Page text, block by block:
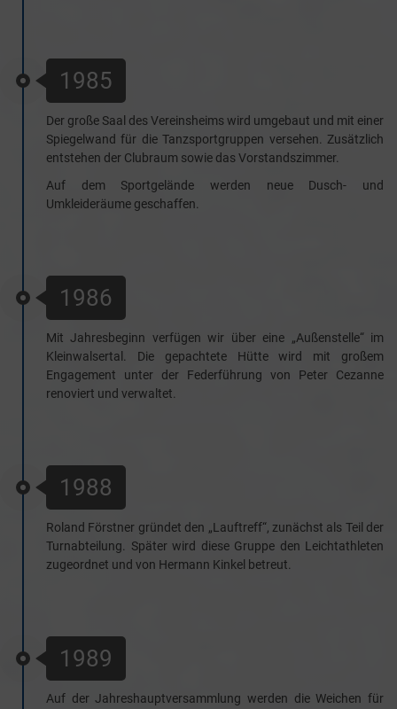
1985
Der große Saal des Vereinsheims wird umgebaut und mit einer
Spiegelwand für die Tanzsportgruppen versehen. Zusätzlich
entstehen der Clubraum sowie das Vorstandszimmer.
Auf dem Sportgelände werden neue Dusch- und
Umkleideräume geschaffen.
1986
Mit Jahresbeginn verfügen wir über eine „Außenstelle“ im
Kleinwalsertal. Die gepachtete Hütte wird mit großem
Engagement unter der Federführung von Peter Cezanne
renoviert und verwaltet.
1988
Roland Förstner gründet den „Lauftreff“, zunächst als Teil der
Turnabteilung. Später wird diese Gruppe den Leichtathleten
zugeordnet und von Hermann Kinkel betreut.
1989
Auf der Jahreshauptversammlung werden die Weichen für